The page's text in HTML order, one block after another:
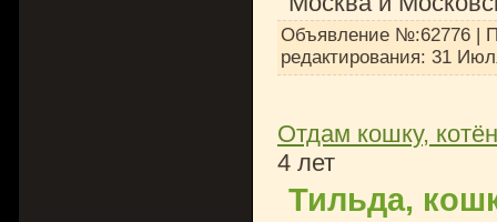
Объявление №:62776 |
редактирования: 31
Отдам кошку,
4 лет
Тильда,